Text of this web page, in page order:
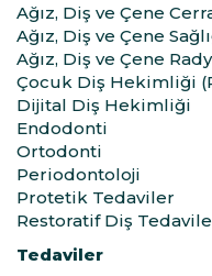
Ağız, Diş ve Çene
Ağız, Diş ve Çene
Ağız, Diş ve Çene
Çocuk Diş Hekimliği
Dijital Diş Hekimliği
Endodonti
Ortodonti
Periodontoloji
Protetik Tedaviler
Restoratif Diş
Tedaviler